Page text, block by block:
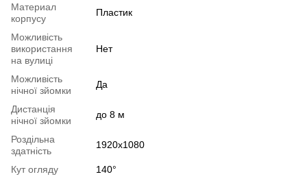
Материал
корпусу
Пластик
Можливість
використання
на вулиці
Нет
Можливість
нічної зйомки
Да
Дистанція
нічної зйомки
до 8 м
Роздільна
здатність
1920x1080
Кут огляду
140°